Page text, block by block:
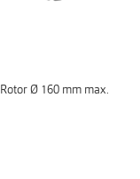
Rotor Ø 160 mm max.